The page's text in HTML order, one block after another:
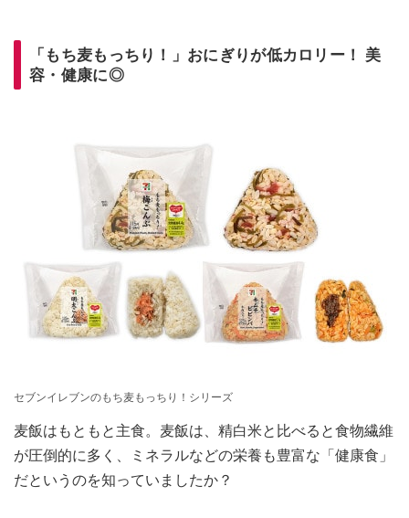
「もち麦もっちり！」おにぎりが低カロリー！ 美
容・健康に◎
セブンイレブンのもち麦もっちり！シリーズ
麦飯はもともと主食。麦飯は、精白米と比べると食物繊維
が圧倒的に多く、ミネラルなどの栄養も豊富な「健康食」
だというのを知っていましたか？